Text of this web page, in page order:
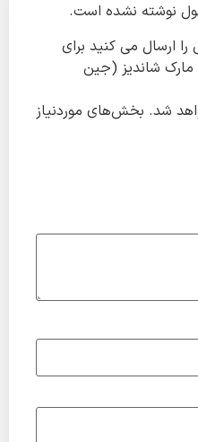
نوشته نشده است.
می کنید برای
شاندیز (جین
شد. بخش‌های موردنیاز